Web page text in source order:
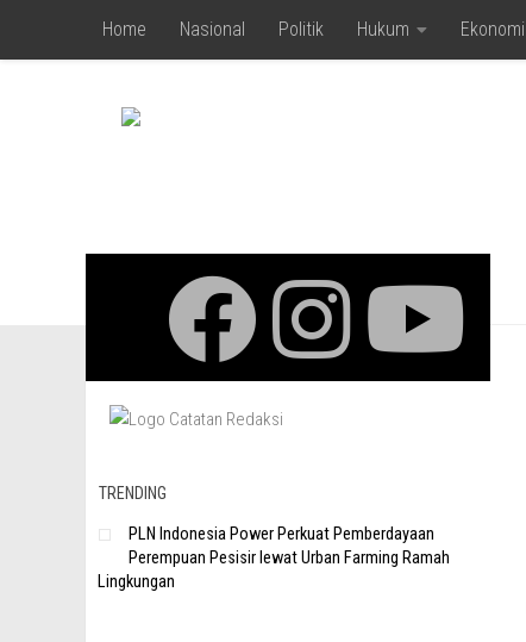
Skip to content
Home Nasional Politik Hukum Ekonomi
TRENDING
PLN Indonesia Power Perkuat Pemberdayaan
Perempuan Pesisir lewat Urban Farming Ramah
Lingkungan